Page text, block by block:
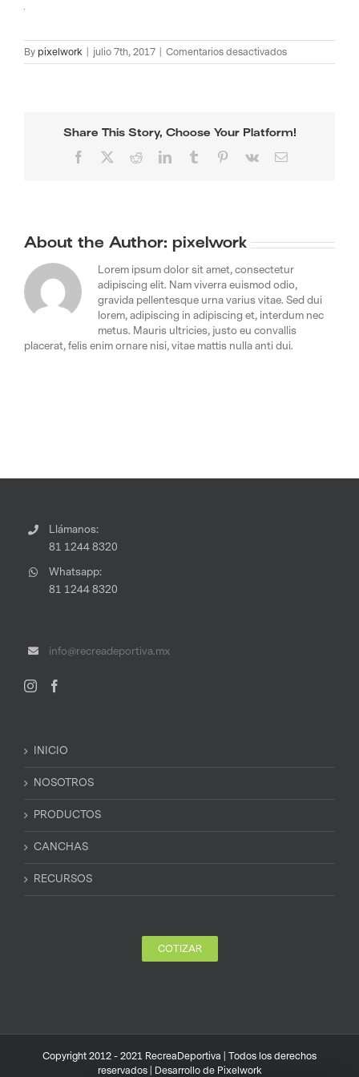
By pixelwork julio 7th, 2017 Comentarios desactivadosen
Share This Story, Choose Your Platform!
Facebook RedditLinkedInTumblr Pinterest
Vk Email
About the Author: pixelwork
Lorem ipsum dolor sit amet, consectetur
adipiscing elit. Nam viverra euismod odio,
gravida pellentesque urna varius vitae. Sed dui
lorem, adipiscing in adipiscing et, interdum nec
metus. Mauris ultricies, justo eu convallis
placerat, felis enim ornare nisi, vitae mattis nulla anti dui.
Llámanos:
81 1244 8320
Whatsapp:
81 1244 8320
info@recreadeportiva.mx
INICIO
NOSOTROS
PRODUCTOS
CANCHAS
RECURSOS
COTIZAR
Copyright 2012 - 2021 RecreaDeportiva | Todos los derechos
reservados | Desarrollo de Pixelwork